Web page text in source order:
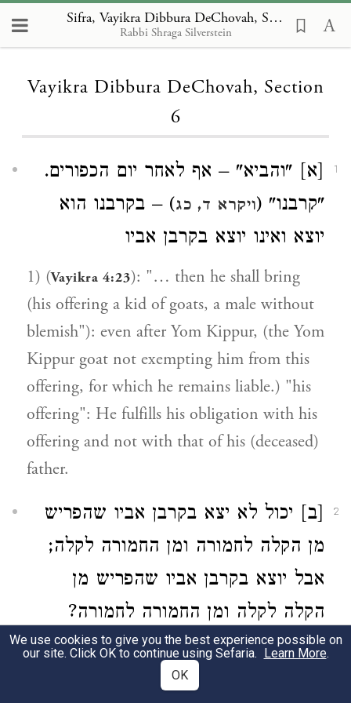
Sifra, Vayikra Dibbura DeChovah, Section 6
Rabbi Shraga Silverstein
Loading...
Vayikra Dibbura DeChovah, Section
6
1
[א] "והביא" – אף לאחר יום הכפורים.
"קרבנו" (ויקרא ד, כג) – בקרבנו הוא
יוצא ואינו יוצא בקרבן אביו
1) (Vayikra 4:23): "… then he shall bring
(his offering a kid of goats, a male without
blemish"): even after Yom Kippur, (the Yom
Kippur goat not exempting him from this
offering, for which he remains liable.) "his
offering": He fulfills his obligation with his
offering and not with that of his (deceased)
father.
2
[ב] יכול לא יצא בקרבן אביו שהפריש
מן הקלה לחמורה ומן החמורה לקלה;
אבל יוצא בקרבן אביו שהפריש מן
הקלה לקלה ומן החמורה לחמורה?
תלמוד לומר (שם ד, כח) "קרבנו" –
בקרבנו הוא יוצא ואינו יוצא בקרבן אביו.
We use cookies to give you the best experience possible on
our site. Click OK to continue using Sefaria. Learn More.
OK